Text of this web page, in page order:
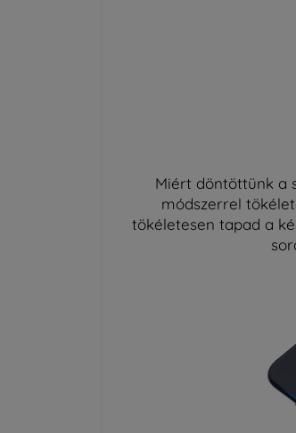
Miért döntöttünk a
módszerrel
tökéletesen tapad a